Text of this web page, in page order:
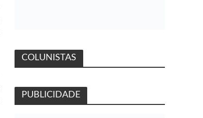
COLUNISTAS
PUBLICIDADE